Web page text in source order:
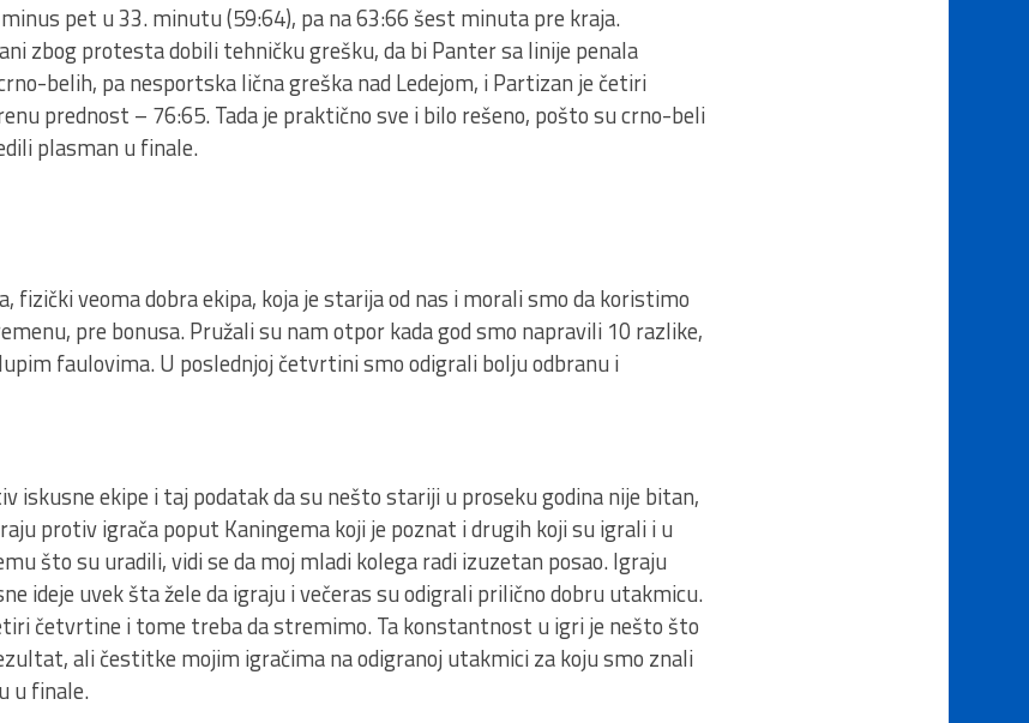
pet u 33. minutu (59:64), pa na 63:66 šest minuta pre kraja.
zbog protesta dobili tehničku grešku, da bi Panter sa linije penala
belih, pa nesportska lična greška nad Ledejom, i Partizan je četiri
prednost – 76:65. Tada je praktično sve i bilo rešeno, pošto su crno-beli
plasman u finale.
fizički veoma dobra ekipa, koja je starija od nas i morali smo da koristimo
pre bonusa. Pružali su nam otpor kada god smo napravili 10 razlike,
faulovima. U poslednjoj četvrtini smo odigrali bolju odbranu i
iskusne ekipe i taj podatak da su nešto stariji u proseku godina nije bitan,
protiv igrača poput Kaningema koji je poznat i drugih koji su igrali i u
što su uradili, vidi se da moj mladi kolega radi izuzetan posao. Igraju
ideje uvek šta žele da igraju i večeras su odigrali prilično dobru utakmicu.
četvrtine i tome treba da stremimo. Ta konstantnost u igri je nešto što
ali čestitke mojim igračima na odigranoj utakmici za koju smo znali
u finale.